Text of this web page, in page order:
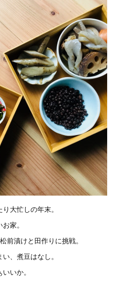
大忙しの年末。
家。
前漬けと田作りに挑戦。
、煮豆はなし。
いか。